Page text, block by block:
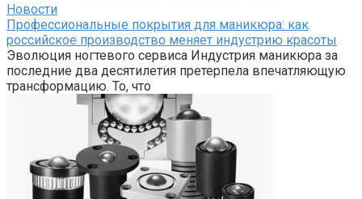
Новости
Профессиональные покрытия для маникюра: как
российское производство меняет индустрию красоты
Эволюция ногтевого сервиса Индустрия маникюра за
последние два десятилетия претерпела впечатляющую
трансформацию. То, что